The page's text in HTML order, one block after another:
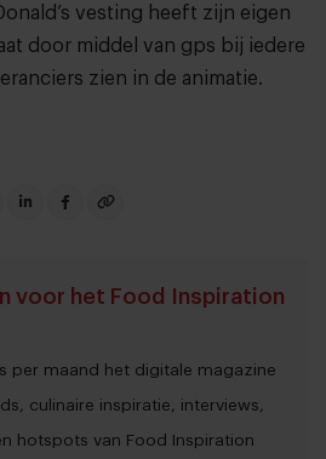
vesting heeft zijn eigen
door middel van gps bij iedere
zien in de animatie.
voor het Food Inspiration
per maand het digitale magazine
culinaire inspiratie, interviews,
hotspots van Food Inspiration